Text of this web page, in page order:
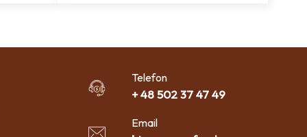
Telefon
+ 48 502 37 47 49
Email